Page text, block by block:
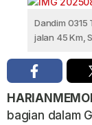
Dandim 0315
jalan 45 Km,
bagian dalam